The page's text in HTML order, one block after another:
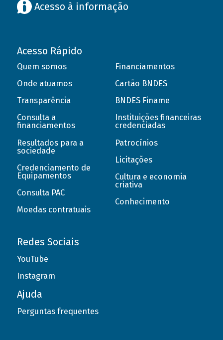
Acesso à informação
Acesso Rápido
Quem somos
Onde atuamos
Transparência
Consulta a
financiamentos
Resultados para a
sociedade
Credenciamento de
Equipamentos
Consulta PAC
Moedas contratuais
Financiamentos
Cartão BNDES
BNDES Finame
Instituições financeiras
credenciadas
Patrocínios
Licitações
Cultura e economia
criativa
Conhecimento
Redes Sociais
YouTube
Instagram
Ajuda
Perguntas frequentes